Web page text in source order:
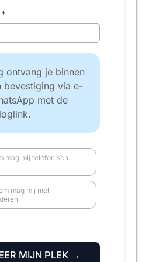
*
ontvang je binnen
bevestiging via e-
met de
mag mij telefonisch
mag mij niet
MIJN PLEK →